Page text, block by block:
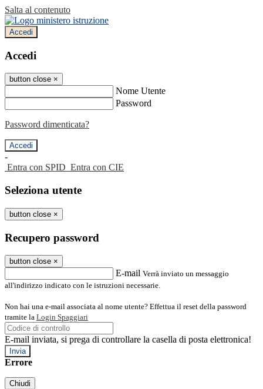
Salta al contenuto
Accedi
Accedi
button close ×
Nome Utente
Password
Password dimenticata?
-
Entra con SPID Entra con CIE
Seleziona utente
button close ×
Recupero password
button close ×
E-mail Verrà inviato un messaggio
all'indirizzo indicato con le istruzioni necessarie.
Non hai una e-mail associata al nome utente? Effettua il reset della password
tramite la Login Spaggiari
E-mail inviata, si prega di controllare la casella di posta elettronica!
Errore
Chiudi